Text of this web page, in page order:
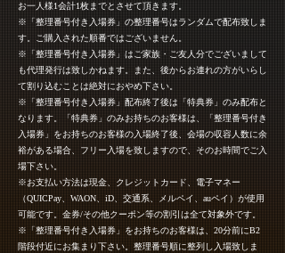
お一人様1会計1枚までとさせて頂きます。
※「整理番号付き入場券」の整理番号はランダムで配布致しま
す。ご購入された順番ではございません。
※「整理番号付き入場券」はご家族・ご友人分でございまして
も代理発行は致しかねます。また、後からお連れの方がいらし
て割り込むことは絶対におやめ下さい。
※「整理番号付き入場券」配布終了後は「特典券」のみ配布と
なります。「特典券」のみお持ちのお客様は、「整理番号付き
入場券」をお持ちのお客様の入場終了後、会場の収容人数に余
裕がある場合、フリー入場を致しますので、そのお時間でご入
場下さい。
※お支払い方法は現金、クレジットカード、電子マネー
（QUICPay、WAON、iD、交通系、メルペイ、auペイ）が使用
可能です。金券/その他クーポン等の割引は全て対象外です。
※「整理番号付き入場券」をお持ちのお客様は、20分前にB2
階段付近にお集まり下さい。整理番号順に整列し入場致しま